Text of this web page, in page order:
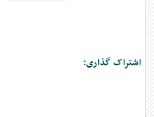
اشتراک گذاری: